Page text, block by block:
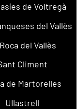
de Voltregà
del Vallès
del Vallès
Climent
de Martorelles
Ullastrell